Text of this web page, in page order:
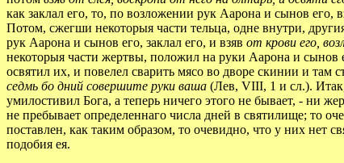
как заклал его, то, по возложении рук Аарона и сынов его,
Потом, сжегши некоторыя части тельца, одне внутри,
рук Аарона и сынов его, заклал его, и взяв от крови его,
некоторыя части жертвы, положил на руки Аарона и сынов
освятил их, и повелел сварить мясо во дворе скинии и там
седмь бо дний совершите руки ваша (Лев, VIII, 1 и сл.).
умилостивил Бога, а теперь ничего этого не бывает, - ни
не пребывает определеннаго числа дней в святилище; то
поставлен, как таким образом, то очевидно, что у них нет
подобия ея.